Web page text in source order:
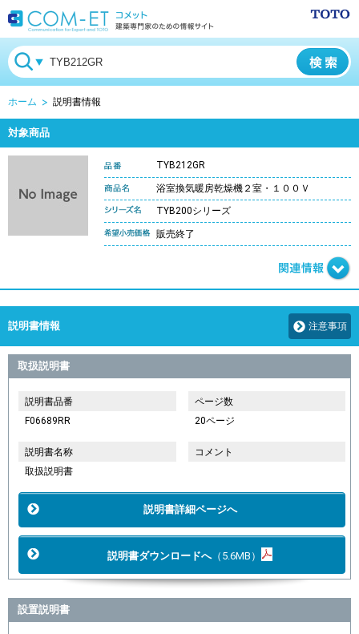
ホーム 説明書情報
対象商品
TYB212GR
浴室換気暖房乾燥機２室・１００Ｖ
TYB200シリーズ
販売終了
説明書情報 注意事項
取扱説明書
説明書品番
F06689RR
ページ数
20ページ
説明書名称
取扱説明書
コメント
説明書詳細ページへ
説明書ダウンロードへ（5.6MB）
設置説明書